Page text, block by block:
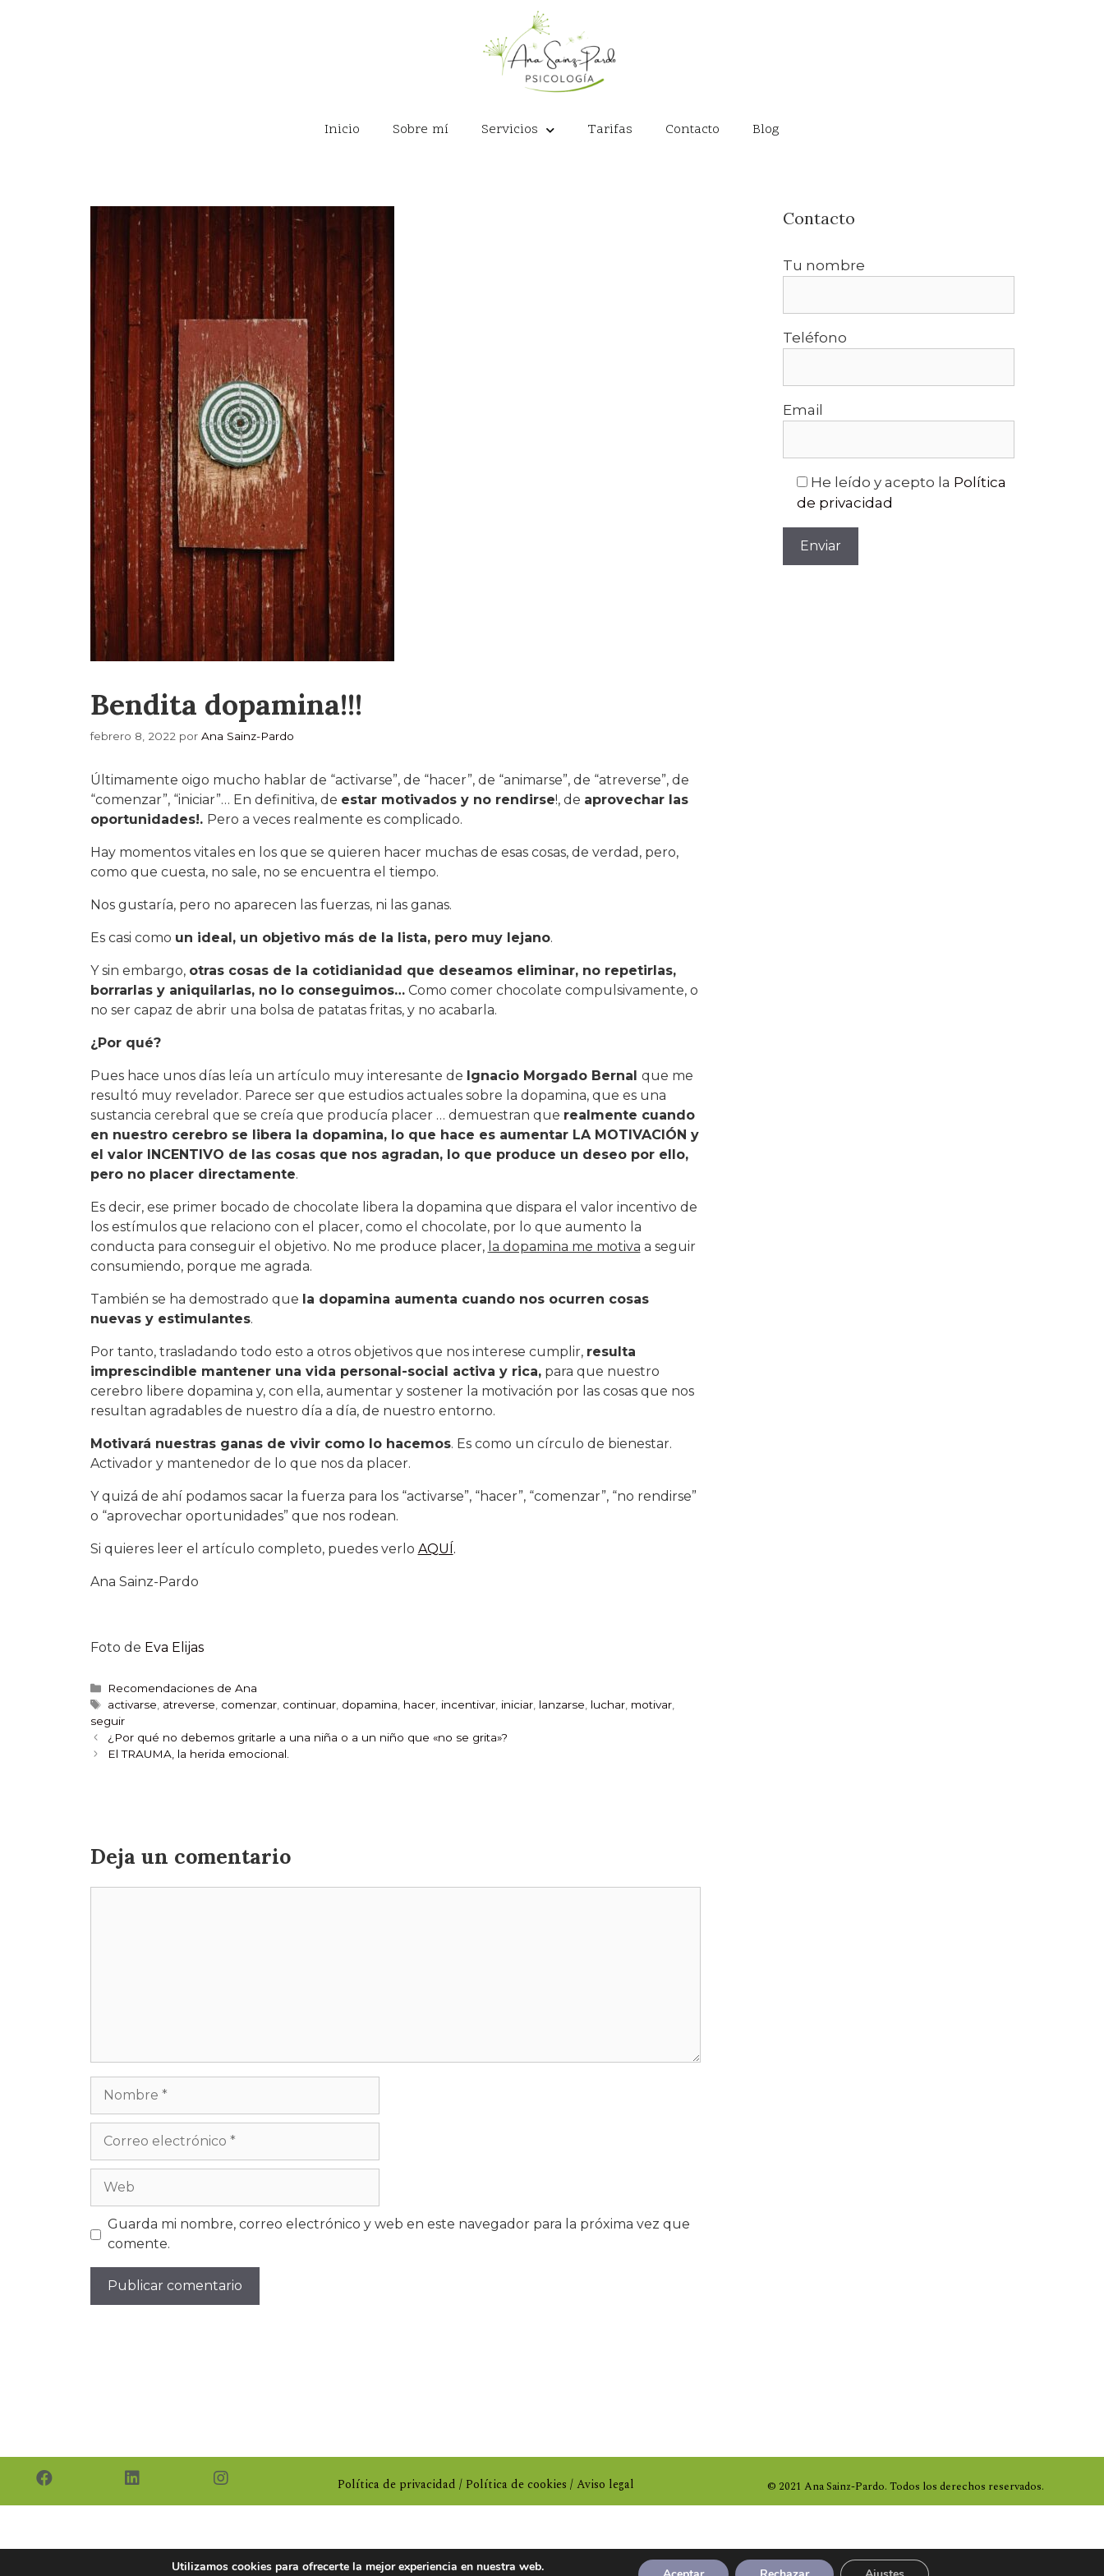
Inicio Sobre mí Servicios Tarifas Contacto Blog
Bendita dopamina!!!
febrero 8, 2022 por Ana Sainz-Pardo
Últimamente oigo mucho hablar de “activarse”, de “hacer”, de “animarse”, de “atreverse”, de
“comenzar”, “iniciar”… En definitiva, de estar motivados y no rendirse!, de aprovechar las
oportunidades!. Pero a veces realmente es complicado.
Hay momentos vitales en los que se quieren hacer muchas de esas cosas, de verdad, pero,
como que cuesta, no sale, no se encuentra el tiempo.
Nos gustaría, pero no aparecen las fuerzas, ni las ganas.
Es casi como un ideal, un objetivo más de la lista, pero muy lejano.
Y sin embargo, otras cosas de la cotidianidad que deseamos eliminar, no repetirlas,
borrarlas y aniquilarlas, no lo conseguimos…Como comer chocolate compulsivamente, o
no ser capaz de abrir una bolsa de patatas fritas, y no acabarla.
¿Por qué?
Pues hace unos días leía un artículo muy interesante de Ignacio Morgado Bernal que me
resultó muy revelador. Parece ser que estudios actuales sobre la dopamina, que es una
sustancia cerebral que se creía que producía placer … demuestran que realmente cuando
en nuestro cerebro se libera la dopamina, lo que hace es aumentar LA MOTIVACIÓN y
el valor INCENTIVO de las cosas que nos agradan, lo que produce un deseo por ello,
pero no placer directamente.
Es decir, ese primer bocado de chocolate libera la dopamina que dispara el valor incentivo de
los estímulos que relaciono con el placer, como el chocolate, por lo que aumento la
conducta para conseguir el objetivo. No me produce placer, la dopamina me motiva a seguir
consumiendo, porque me agrada.
También se ha demostrado que la dopamina aumenta cuando nos ocurren cosas
nuevas y estimulantes.
Por tanto, trasladando todo esto a otros objetivos que nos interese cumplir, resulta
imprescindible mantener una vida personal-social activa y rica,para que nuestro
cerebro libere dopamina y, con ella, aumentar y sostener la motivación por las cosas que nos
resultan agradables de nuestro día a día, de nuestro entorno.
Motivará nuestras ganas de vivir como lo hacemos. Es como un círculo de bienestar.
Activador y mantenedor de lo que nos da placer.
Y quizá de ahí podamos sacar la fuerza para los “activarse”, “hacer”, “comenzar”, “no rendirse”
o “aprovechar oportunidades” que nos rodean.
Si quieres leer el artículo completo, puedes verlo AQUÍ.
Ana Sainz-Pardo
Foto de Eva Elijas
Recomendaciones de Ana
activarse atreverse comenzar continuar dopamina hacer incentivar iniciar lanzarse luchar motivar
seguir
¿Por qué no debemos gritarle a una niña o a un niño que «no se grita»?
El TRAUMA, la herida emocional.
Deja un comentario
Guarda mi nombre, correo electrónico y web en este navegador para la próxima vez que
comente.
Contacto
Tu nombre
Teléfono
Email
He leído y acepto la Política
de privacidad
Política de privacidad / Política de cookies /Aviso legal © 2021 Ana Sainz-Pardo. Todos los derechos reservados.
Utilizamos cookies para ofrecerte la mejor experiencia en nuestra web.